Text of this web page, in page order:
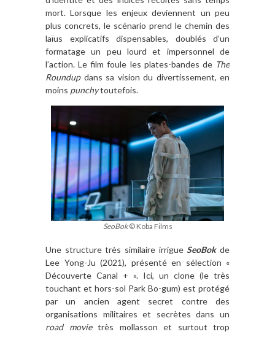
mort. Lorsque les enjeux deviennent un peu
plus concrets, le scénario prend le chemin des
laïus explicatifs dispensables, doublés d’un
formatage un peu lourd et impersonnel de
l’action. Le film foule les plates-bandes de The
Roundupdans sa vision du divertissement, en
moins punchytoutefois.
SeoBok© Koba Films
Une structure très similaire irrigueSeoBokde
Lee Yong-Ju (2021), présenté en sélection «
Découverte Canal + ». Ici, un clone (le très
touchant et hors-sol Park Bo-gum) est protégé
par un ancien agent secret contre des
organisations militaires et secrètes dans un
road movietrès mollasson et surtout trop